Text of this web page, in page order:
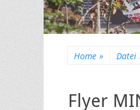
Home » Datei
Flyer